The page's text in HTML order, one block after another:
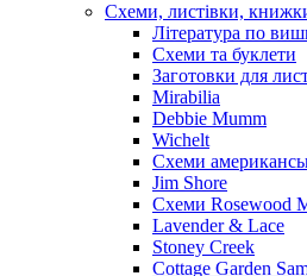
Схеми, листівки,
Література по
Схеми та буклети
Заготовки для
Mirabilia
Debbie Mumm
Wichelt
Схеми
Jim Shore
Cхеми Rosewood
Lavender & Lace
Stoney Creek
Cottage Garden